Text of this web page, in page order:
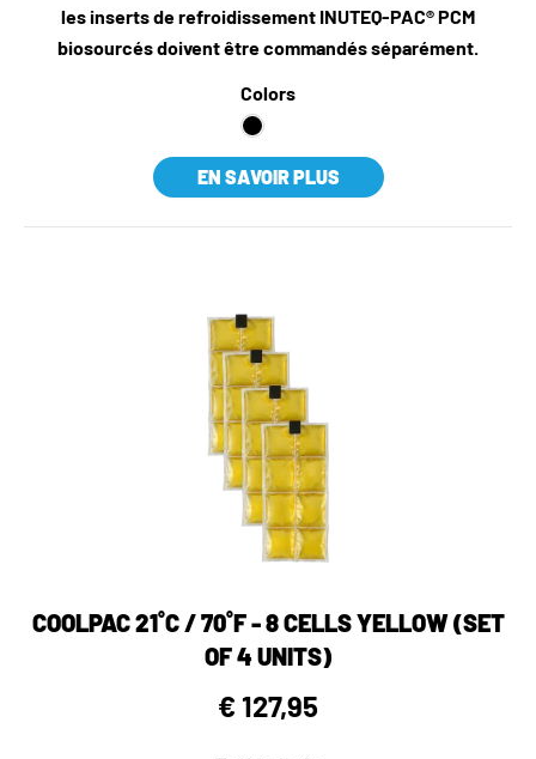
les inserts de refroidissement INUTEQ-PAC® PCM
biosourcés doivent être commandés séparément.
Colors
EN SAVOIR PLUS
COOLPAC 21˚C / 70˚F - 8 CELLS YELLOW (SET
OF 4 UNITS)
€ 127,95